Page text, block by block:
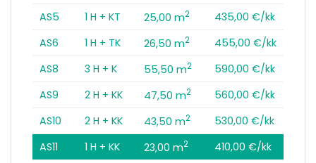
AS5
1 H + KT 25,00 m2
435,00 €/kk
AS6
1 H + TK 26,50 m2
455,00 €/kk
AS8
3 H + K 55,50 m2
590,00 €/kk
AS9
2 H + KK 47,50 m2
560,00 €/kk
AS10
2 H + KK 43,50 m2
530,00 €/kk
AS11
1 H + KK 23,00 m2
410,00 €/kk